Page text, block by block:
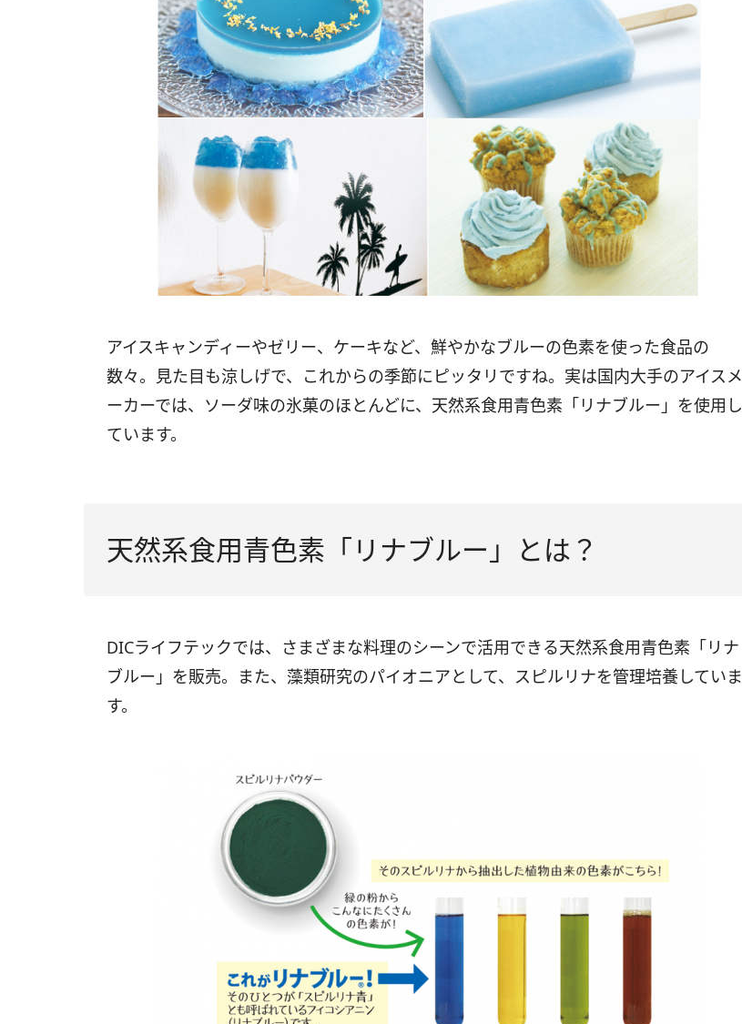
アイスキャンディーやゼリー、ケーキなど、鮮やかなブルーの色素を使った食品の
数々。見た目も涼しげで、これからの季節にピッタリですね。実は国内大手のアイスメ
ーカーでは、ソーダ味の氷菓のほとんどに、天然系食用青色素「リナブルー」を使用し
ています。
天然系食用青色素「リナブルー」とは？
DICライフテックでは、さまざまな料理のシーンで活用できる天然系食用青色素「リナ
ブルー」を販売。また、藻類研究のパイオニアとして、スピルリナを管理培養していま
す。